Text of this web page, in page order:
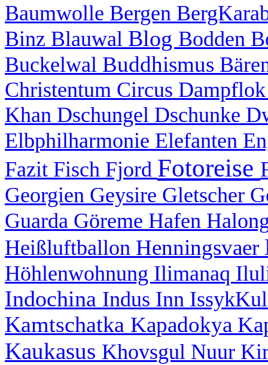
Baumwolle Bergen
Binz Blauwal Blog Bodden
Buckelwal Buddhismus
Christentum Circus
Khan Dschungel Dschunke
Elbphilharmonie Elefanten
Fazit Fisch Fjord Fotoreise
Georgien Geysire Gletscher
Guarda Göreme Hafen
Heißluftballon Henningsvaer
Höhlenwohnung Ilimanaq
Indochina Indus Inn
Kamtschatka Kapadokya
Kaukasus Khovsgul Nuur